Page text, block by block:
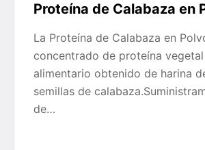
Proteína de Calabaza en
La Proteína de Calabaza en
concentrado de proteína
alimentario obtenido de harina
semillas de
de…